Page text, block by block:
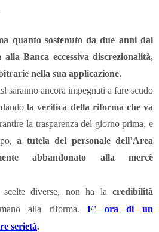
quanto sostenuto da due anni dal
Banca eccessiva discrezionalità,
nella sua applicazione.
saranno ancora impegnati a fare scudo
la verifica della riforma che va
la trasparenza del giorno prima, e
a tutela del personale dell’Area
abbandonato alla mercè
diverse, non ha la credibilità
mano alla riforma.E' ora di un
serietà.